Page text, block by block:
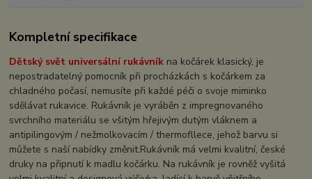
Kompletní specifikace
Dětský svět universální rukávník na kočárek klasický, je
nepostradatelný pomocník při procházkách s kočárkem za
chladného počasí, nemusíte při každé péči o svoje miminko
sdělávat rukavice. Rukávník je vyráběn z impregnovaného
svrchního materiálu se všitým hřejivým dutým vláknem a
antipilingovým / nežmolkovacím / thermofllece, jehož barvu si
můžete s naší nabídky změnit.Rukávník má velmi kvalitní, české
druky na připnutí k madlu kočárku. Na rukávník je rovněž vyšitá